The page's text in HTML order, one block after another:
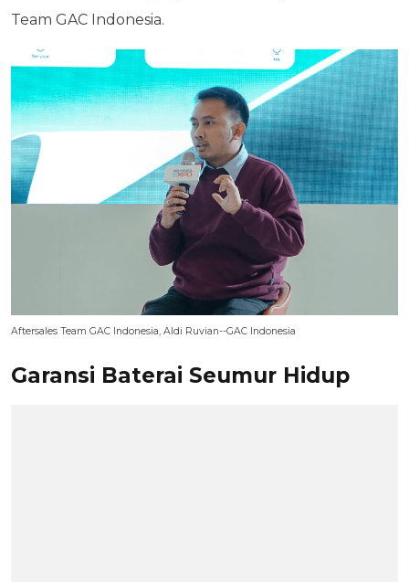
Team GAC Indonesia.
Aftersales Team GAC Indonesia, Aldi Ruvian--GAC Indonesia
Garansi Baterai Seumur Hidup